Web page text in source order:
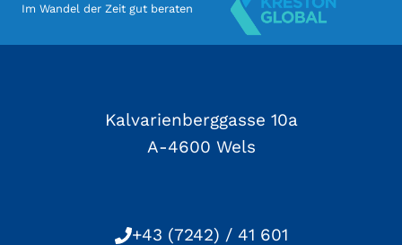
Im Wandel der Zeit gut beraten
Kalvarienberggasse 10a
A-4600 Wels
+43 (7242) / 41 601